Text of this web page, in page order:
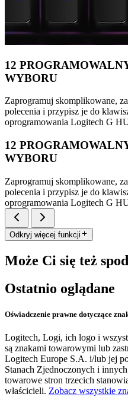
12
WYBORU
Zaprogramuj skomplikowane,
polecenia i przypisz je do
oprogramowania Logitech G
12
WYBORU
Zaprogramuj skomplikowane,
polecenia i przypisz je do
oprogramowania Logitech G
Odkryj więcej funkcji
Może Ci się też
Ostatnio oglądane
Oświadczenie prawne dotyczące
Logitech, Logi, ich logo i
są znakami towarowymi lub
Logitech Europe S.A. i/lub jej
Stanach Zjednoczonych i
towarowe stron trzecich
właścicieli. Zobacz wszystkie